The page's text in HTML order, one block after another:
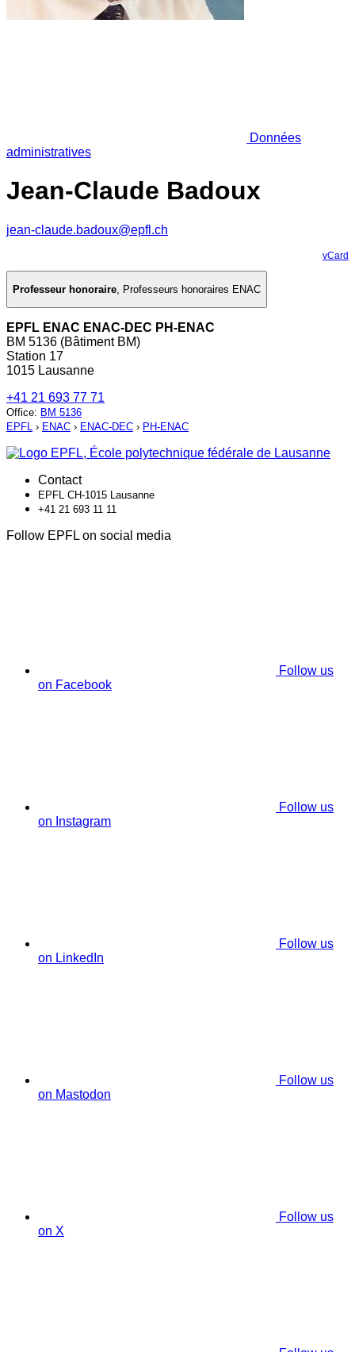
Données
administratives
Jean-Claude Badoux
jean-claude.badoux@epfl.ch
vCard
Professeur honoraire, Professeurs honoraires ENAC
EPFL ENAC ENAC-DEC PH-ENAC
BM 5136 (Bâtiment BM)
Station 17
1015 Lausanne
+41 21 693 77 71
Office: BM 5136
EPFL › ENAC › ENAC-DEC › PH-ENAC
Contact
EPFL CH-1015 Lausanne
+41 21 693 11 11
Follow EPFL on social media
Follow us
on Facebook
Follow us
on Instagram
Follow us
on LinkedIn
Follow us
on Mastodon
Follow us
on X